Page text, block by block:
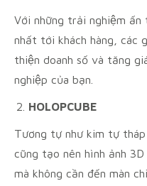
Với những trải nghiệm
nhất tới khách hàng, các
thiện doanh số và tăng
nghiệp của bạn.
HOLOPCUBE
Tương tự như kim tự tháp
cũng tạo nên hình ảnh
mà không cần đến màn